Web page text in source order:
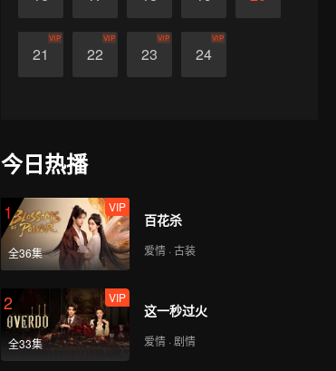
21
VIP
22
VIP
23
VIP
24
VIP
今日热播
1
全36集
VIP
百花杀
爱情 · 古装
2
全33集
VIP
这一秒过火
爱情 · 剧情